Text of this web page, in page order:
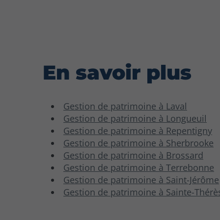
En savoir plus
Gestion de patrimoine à Laval
Gestion de patrimoine à Longueuil
Gestion de patrimoine à Repentigny
Gestion de patrimoine à Sherbrooke
Gestion de patrimoine à Brossard
Gestion de patrimoine à Terrebonne
Gestion de patrimoine à Saint-Jérôme
Gestion de patrimoine à Sainte-